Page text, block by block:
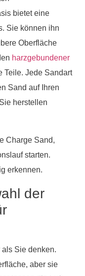
bietet eine
Sie können ihn
Oberfläche
harzgebundener
Teile. Jede Sandart
Sand auf Ihren
herstellen
Charge Sand,
starten.
erkennen.
der
Sie denken.
aber sie